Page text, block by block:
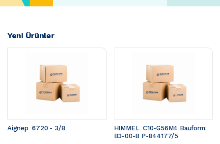
Yeni Ürünler
Aignep  6720 - 3/8
HIMMEL  C10-G56M4 Bauform:
B3-00-B P-844177/5